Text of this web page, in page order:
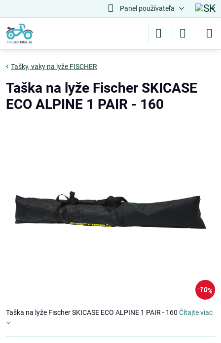
Panel používateľa
10%
Tašky, vaky na lyže FISCHER
Taška na lyže Fischer SKICASE
ECO ALPINE 1 PAIR - 160
Taška na lyže Fischer SKICASE ECO ALPINE 1 PAIR - 160 Čítajte viac